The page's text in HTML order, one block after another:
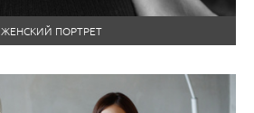
ЖЕНСКИЙ ПОРТРЕТ